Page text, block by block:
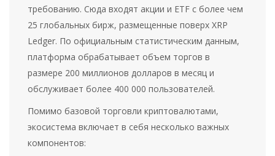
требованию. Сюда входят акции и ETF с более чем
25 глобальных бирж, размещенные поверх XRP
Ledger. По официальным статистическим данным,
платформа обрабатывает объем торгов в
размере 200 миллионов долларов в месяц и
обслуживает более 400 000 пользователей.
Помимо базовой торговли криптовалютами,
экосистема включает в себя несколько важных
компонентов: